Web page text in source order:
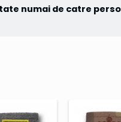
numai de catre